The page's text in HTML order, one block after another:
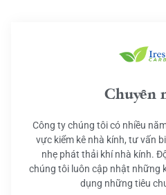
Chuyên
Công ty chúng tôi có nhiều
vực kiểm kê nhà kính, tư vấn
nhẹ phát thải khí nhà kính.
chúng tôi luôn cập nhật những
dụng những tiêu